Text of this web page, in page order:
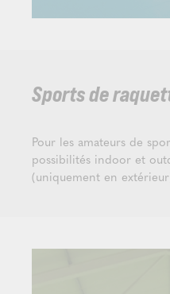
Sports de
Pour les amateurs de
possibilités indoor et
(uniquement en